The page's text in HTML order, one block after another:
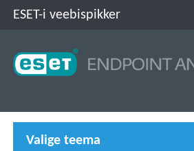
ESET-i veebispikker
Valige teema